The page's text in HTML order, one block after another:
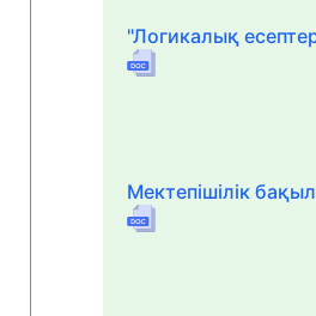
"Логикалық
Мектепішілік